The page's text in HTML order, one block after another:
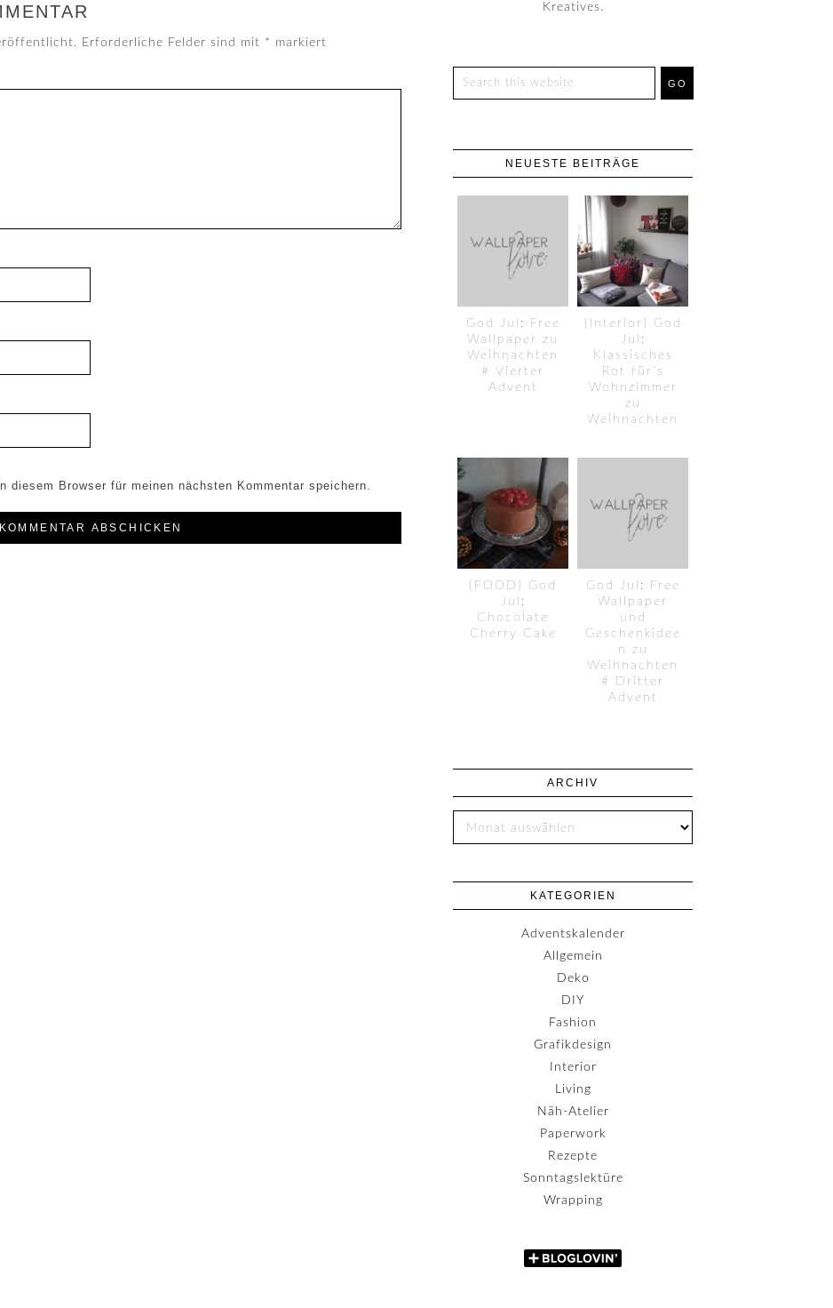
Erforderliche Felder sind mit * markiert
diesem Browser für meinen nächsten Kommentar speichern.
Kreatives.
NEUESTE BEITRÄGE
God Jul: Free
Wallpaper zu
Weihnachten
# Vierter
Advent
{Interior} God
Jul:
Klassisches
Rot für’s
Wohnzimmer
zu
Weihnachten
{FOOD} God
Jul:
Chocolate
Cherry Cake
God Jul: Free
Wallpaper
und
Geschenkidee
n zu
Weihnachten
# Dritter
Advent
ARCHIV
KATEGORIEN
Adventskalender
Allgemein
Deko
DIY
Fashion
Grafikdesign
Interior
Living
Näh-Atelier
Paperwork
Rezepte
Sonntagslektüre
Wrapping